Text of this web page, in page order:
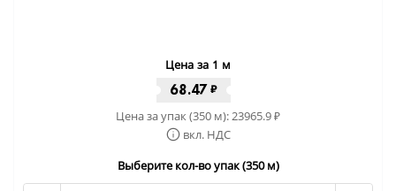
Цена за 1 м
68.47₽
Цена за упак (350 м):23965.9₽
вкл. НДС
Выберите кол-во упак (350 м)